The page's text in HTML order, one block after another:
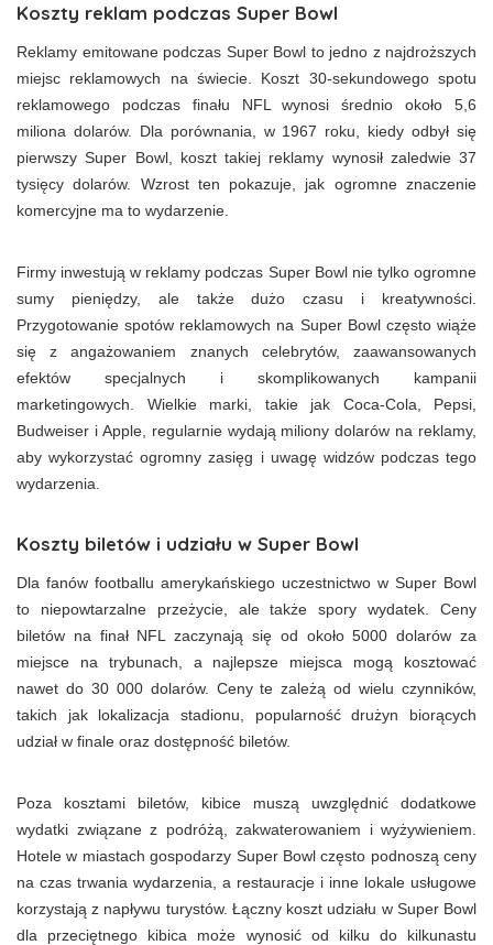
Koszty reklam podczas Super Bowl
Reklamy emitowane podczas Super Bowl to jedno z najdroższych
miejsc reklamowych na świecie. Koszt 30-sekundowego spotu
reklamowego podczas finału NFL wynosi średnio około 5,6
miliona dolarów. Dla porównania, w 1967 roku, kiedy odbył się
pierwszy Super Bowl, koszt takiej reklamy wynosił zaledwie 37
tysięcy dolarów. Wzrost ten pokazuje, jak ogromne znaczenie
komercyjne ma to wydarzenie.
Firmy inwestują w reklamy podczas Super Bowl nie tylko ogromne
sumy pieniędzy, ale także dużo czasu i kreatywności.
Przygotowanie spotów reklamowych na Super Bowl często wiąże
się z angażowaniem znanych celebrytów, zaawansowanych
efektów specjalnych i skomplikowanych kampanii
marketingowych. Wielkie marki, takie jak Coca-Cola, Pepsi,
Budweiser i Apple, regularnie wydają miliony dolarów na reklamy,
aby wykorzystać ogromny zasięg i uwagę widzów podczas tego
wydarzenia.
Koszty biletów i udziału w Super Bowl
Dla fanów footballu amerykańskiego uczestnictwo w Super Bowl
to niepowtarzalne przeżycie, ale także spory wydatek. Ceny
biletów na finał NFL zaczynają się od około 5000 dolarów za
miejsce na trybunach, a najlepsze miejsca mogą kosztować
nawet do 30 000 dolarów. Ceny te zależą od wielu czynników,
takich jak lokalizacja stadionu, popularność drużyn biorących
udział w finale oraz dostępność biletów.
Poza kosztami biletów, kibice muszą uwzględnić dodatkowe
wydatki związane z podróżą, zakwaterowaniem i wyżywieniem.
Hotele w miastach gospodarzy Super Bowl często podnoszą ceny
na czas trwania wydarzenia, a restauracje i inne lokale usługowe
korzystają z napływu turystów. Łączny koszt udziału w Super Bowl
dla przeciętnego kibica może wynosić od kilku do kilkunastu